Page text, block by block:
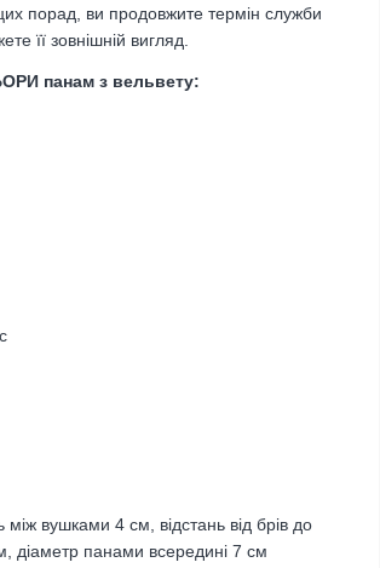
порад, ви продовжите термін служби
її зовнішній вигляд.
панам з вельвету:
між вушками 4 см, відстань від брів до
діаметр панами всередині 7 см